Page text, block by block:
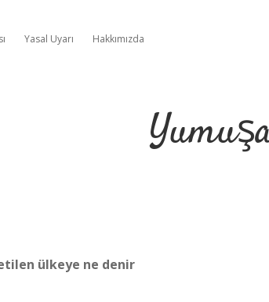
Yasal Uyarı Hakkımızda
ülkeye ne denir